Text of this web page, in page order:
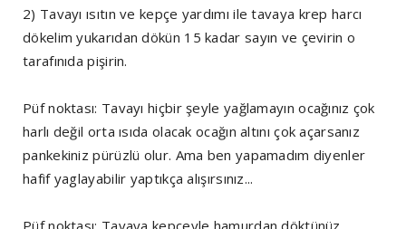
2) Tavayı ısıtın ve kepçe yardımı ile tavaya krep harcı
dökelim yukarıdan dökün 15 kadar sayın ve çevirin o
tarafınıda pişirin.
Püf noktası: Tavayı hiçbir şeyle yağlamayın ocağınız çok
harlı değil orta ısıda olacak ocağın altını çok açarsanız
pankekiniz pürüzlü olur. Ama ben yapamadım diyenler
hafif yaglayabilir yaptıkça alışırsınız...
Püf noktası: Tavaya kepçeyle hamurdan döktünüz